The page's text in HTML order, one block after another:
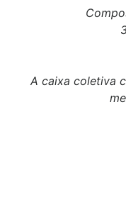
A caixa coletiva